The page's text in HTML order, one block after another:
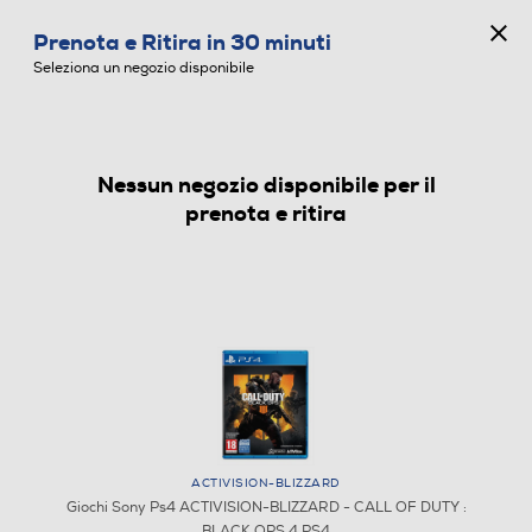
GIOCHI SONY PS4
Prenota e Ritira in 30 minuti
Seleziona un negozio disponibile
Nessun negozio disponibile per il
prenota e ritira
ACTIVISION-BLIZZARD
Giochi Sony Ps4 ACTIVISION-BLIZZARD - CALL OF DUTY :